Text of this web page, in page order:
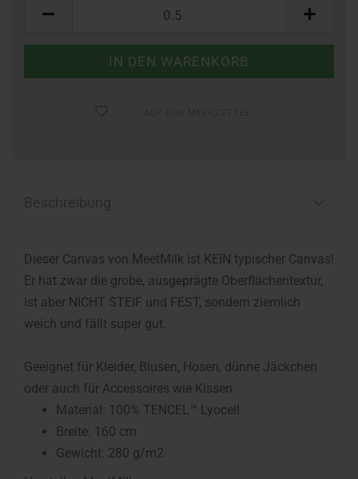
Dieser Canvas von MeetMilk ist KEIN typischer Canvas!
Er hat zwar die grobe, ausgeprägte Oberflächentextur,
ist aber NICHT STEIF und FEST, sondern ziemlich
weich und fällt super gut.
Geeignet für Kleider, Blusen, Hosen, dünne Jäckchen
oder auch für Accessoires wie Kissen.
Material: 100% TENCEL™ Lyocell
Breite: 160 cm
Gewicht: 280 g/m2